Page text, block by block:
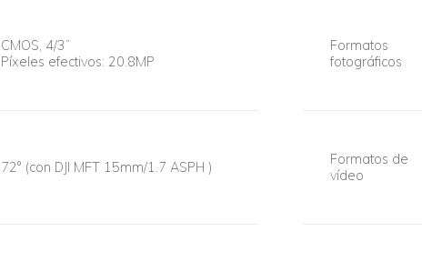
CMOS, 4/3”
Píxeles efectivos: 20.8MP
72° (con DJI MFT 15mm/1.7 ASPH )
Formatos
fotográficos
Formatos de
vídeo